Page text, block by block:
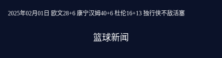
2025年02月01日 欧文28+6 康宁汉姆40+6 杜伦16+13 独行侠不敌活塞
篮球新闻